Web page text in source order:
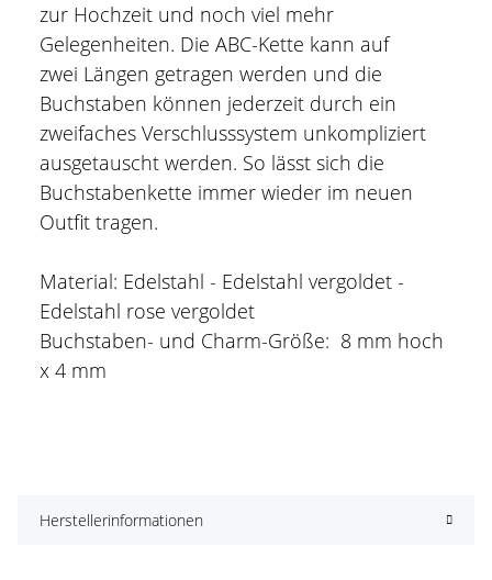
zur Hochzeit und noch viel mehr
Gelegenheiten. Die ABC-Kette kann auf
zwei Längen getragen werden und die
Buchstaben können jederzeit durch ein
zweifaches Verschlusssystem unkompliziert
ausgetauscht werden. So lässt sich die
Buchstabenkette immer wieder im neuen
Outfit tragen.
Material: Edelstahl - Edelstahl vergoldet -
Edelstahl rose vergoldet
Buchstaben- und Charm-Größe: 8 mm hoch
x 4 mm
Herstellerinformationen